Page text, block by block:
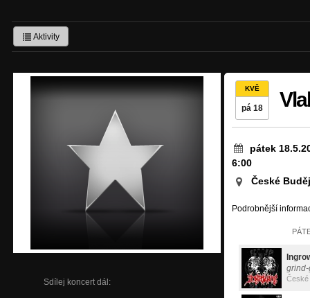
Aktivity
Sdílej koncert dál:
KVĚ
pá 18
pátek
6:00
České
Podrobnější
České